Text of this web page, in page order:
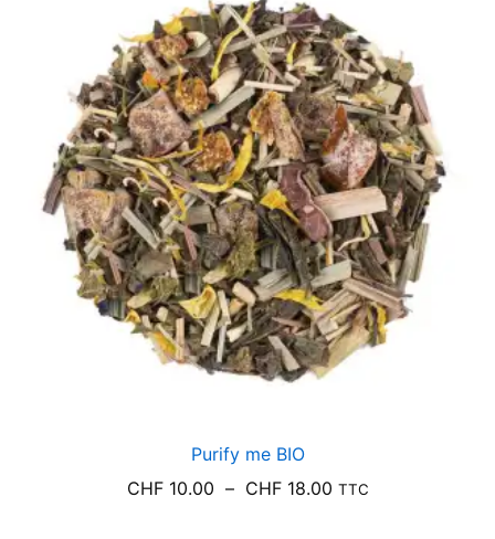
à
CHF 18.00
Purify me BIO
CHF10.00 – CHF18.00Plage
TTC